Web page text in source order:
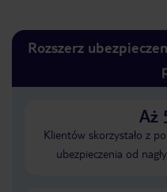
Rozszerz
Aż
Klientów skorzystało z
ubezpieczenia od